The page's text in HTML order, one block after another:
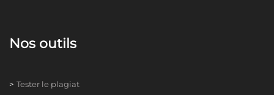
Nos outils
Tester le plagiat